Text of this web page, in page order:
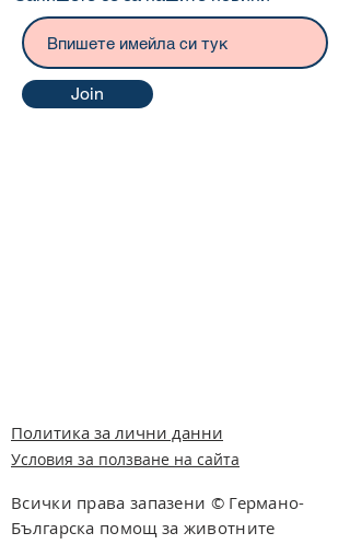
Join
Политика за лични данни
Условия за ползване на сайта
Всички права запазени © Германо-
Българска помощ за животните